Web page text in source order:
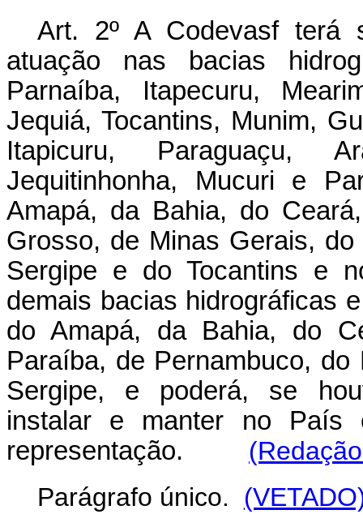
Art. 2º A Codevasf terá
atuação nas bacias
Parnaíba, Itapecuru,
Jequiá, Tocantins, Munim,
Itapicuru, Paraguaçu,
Jequitinhonha, Mucuri e
Amapá, da Bahia, do
Grosso, de Minas Gerais,
Sergipe e do Tocantins e
demais bacias hidrográficas
do Amapá, da Bahia, do
Paraíba, de Pernambuco,
Sergipe, e poderá, se
instalar e manter no País
representação.
Parágrafo único.